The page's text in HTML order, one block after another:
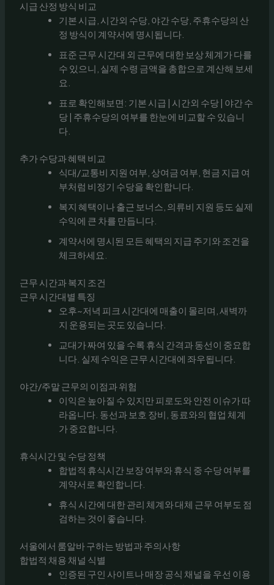
시급 산정 방식 비교
기본 시급, 시간외 수당, 야간 수당, 주휴수당의 산
정 방식이 계약서에 명시됩니다.
표준 근무 시간대 외 근무에 대한 보상 체계가 다를
수 있으니, 실제 수령 금액을 총합으로 계산해 보세
요.
표로 확인해보면: 기본 시급 | 시간외 수당 | 야간 수
당 | 주휴수당의 여부를 한눈에 비교할 수 있습니
다.
추가 수당과 혜택 비교
식대/교통비 지원 여부, 상여금 여부, 현금 지급 여
부처럼 비정기 수당을 확인합니다.
복지 혜택이나 출근 보너스, 의류비 지원 등도 실제
수익에 큰 차를 만듭니다.
계약서에 명시된 모든 혜택의 지급 주기와 조건을
체크하세요.
근무 시간과 복지 조건
근무 시간대별 특징
오후~저녁 피크 시간대에 매출이 몰리며, 새벽까
지 운용되는 곳도 있습니다.
교대가 짜여 있을 수록 휴식 간격과 동선이 중요합
니다. 실제 수익은 근무 시간대에 좌우됩니다.
야간/주말 근무의 이점과 위험
이익은 높아질 수 있지만 피로도와 안전 이슈가 따
라옵니다. 동선과 보호 장비, 동료와의 협업 체계
가 중요합니다.
휴식시간 및 수당 정책
합법적 휴식시간 보장 여부와 휴식 중 수당 여부를
계약서로 확인합니다.
휴식 시간에 대한 관리 체계와 대체 근무 여부도 점
검하는 것이 좋습니다.
서울에서 룸알바 구하는 방법과 주의사항
합법적 채용 채널 식별
인증된 구인 사이트나 매장 공식 채널을 우선 이용